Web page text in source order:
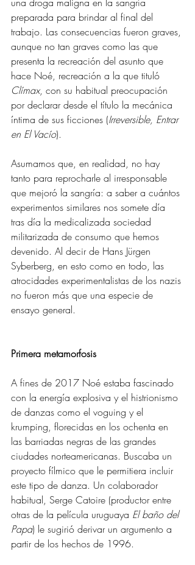
preparada para brindar al final del
trabajo. Las consecuencias fueron graves,
aunque no tan graves como las que
presenta la recreación del asunto que
hace Noé, recreación a la que tituló
Clímax, con su habitual preocupación
por declarar desde el título la mecánica
íntima de sus ficciones (Irreversible, Entrar
en El Vacío).
Asumamos que, en realidad, no hay
tanto para reprocharle al irresponsable
que mejoró la sangría: a saber a cuántos
experimentos similares nos somete día
tras día la medicalizada sociedad
militarizada de consumo que hemos
devenido. Al decir de Hans Jürgen
Syberberg, en esto como en todo, las
atrocidades experimentalistas de los nazis
no fueron más que una especie de
ensayo general.
Primera metamorfosis
A fines de 2017 Noé estaba fascinado
con la energía explosiva y el histrionismo
de danzas como el voguing y el
krumping, florecidas en los ochenta en
las barriadas negras de las grandes
ciudades norteamericanas. Buscaba un
proyecto fílmico que le permitiera incluir
este tipo de danza. Un colaborador
habitual, Serge Catoire (productor entre
otras de la película uruguaya El baño del
Papa) le sugirió derivar un argumento a
partir de los hechos de 1996.